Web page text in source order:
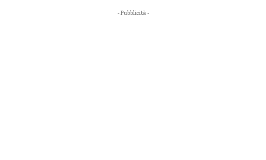
- Pubblicità -